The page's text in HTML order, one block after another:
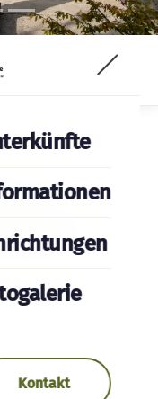
Produkten zum
Fahrradrouten
Kontakt